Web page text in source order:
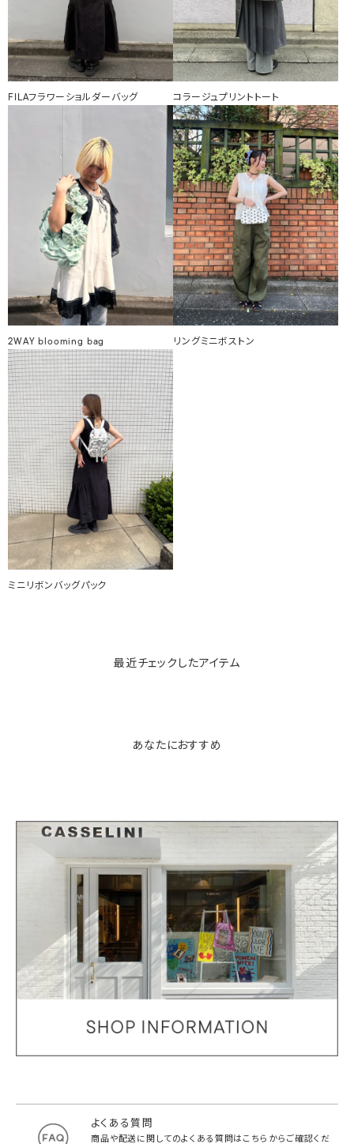
FILAフラワーショルダーバッグ コラージュプリントトート
2WAY blooming bag リングミニボストン
ミニリボンバッグパック
最近チェックしたアイテム
あなたにおすすめ
よくある質問
商品や配送に関してのよくある質問はこちらからご確認くだ